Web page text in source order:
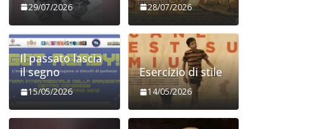
29/07/2026 28/07/2026
Il passato lascia
il segno
15/05/2026
Esercizio di stile
14/05/2026